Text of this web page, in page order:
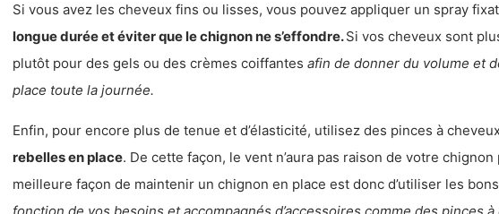
Si vous avez les cheveux fins ou lisses, vous pouvez appliquer un spray
longue durée et éviter que le chignon ne s’effondre.Si vos cheveux sont
plutôt pour des gels ou des crèmes coiffantes afin de donner du volume et
place toute la journée.
Enfin, pour encore plus de tenue et d’élasticité, utilisez des pinces à cheveux
rebelles en place. De cette façon, le vent n’aura pas raison de votre
meilleure façon de maintenir un chignon en place est donc d’utiliser les